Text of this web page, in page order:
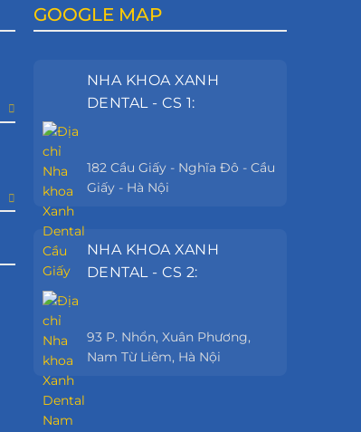
GOOGLE MAP
NHA KHOA XANH
DENTAL - CS 1:
182 Cầu Giấy - Nghĩa Đô - Cầu
Giấy - Hà Nội
NHA KHOA XANH
DENTAL - CS 2:
93 P. Nhổn, Xuân Phương,
Nam Từ Liêm, Hà Nội